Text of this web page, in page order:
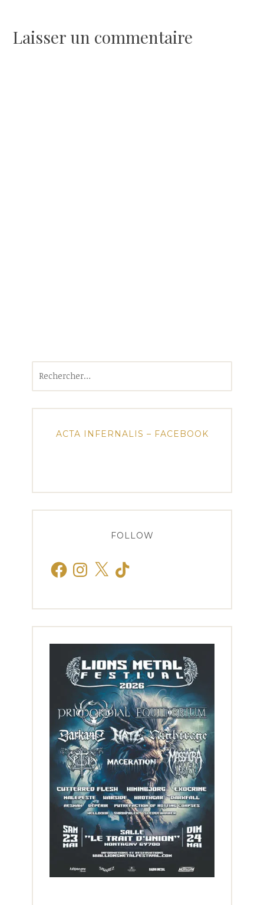
l’article
Laisser un commentaire
ACTA INFERNALIS – FACEBOOK
FOLLOW
FacebookInstagram
X TikTok